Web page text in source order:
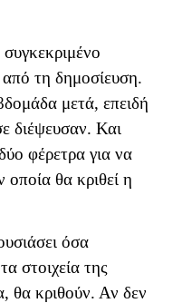
από τη δημοσίευση.
μετά, επειδή
διέψευσαν. Και
φέρετρα για να
θα κριθεί η
όσα
στοιχεία της
θα κριθούν. Αν δεν